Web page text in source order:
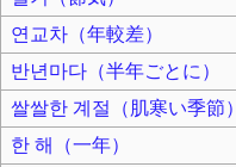
연교차（年較差）
반년마다（半年ごとに）
쌀쌀한 계절（肌寒い季節）
한 해（一年）